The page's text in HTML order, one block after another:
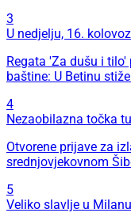
3
U nedjelju, 16.
Regata 'Za dušu i
baštine: U Betinu
4
Nezaobilazna točka
Otvorene prijave za
srednjovjekovnom
5
Veliko slavlje u Milanu